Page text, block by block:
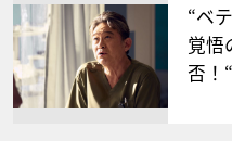
“ベ
覚悟
否！